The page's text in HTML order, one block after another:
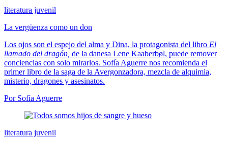
literatura juvenil
La vergüenza como un don
Los ojos son el espejo del alma y Dina, la protagonista del libro El
llamado del dragón, de la danesa Lene Kaaberbøl, puede remover
conciencias con solo mirarlos. Sofía Aguerre nos recomienda el
primer libro de la saga de la Avergonzadora, mezcla de alquimia,
misterio, dragones y asesinatos.
Por Sofía Aguerre
literatura juvenil